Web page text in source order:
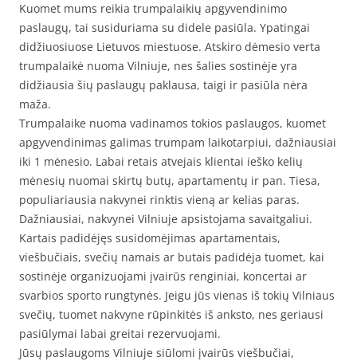
Kuomet mums reikia trumpalaikių apgyvendinimo
paslaugų, tai susiduriama su didele pasiūla. Ypatingai
didžiuosiuose Lietuvos miestuose. Atskiro dėmesio verta
trumpalaikė nuoma Vilniuje, nes šalies sostinėje yra
didžiausia šių paslaugų paklausa, taigi ir pasiūla nėra
maža.
Trumpalaike nuoma vadinamos tokios paslaugos, kuomet
apgyvendinimas galimas trumpam laikotarpiui, dažniausiai
iki 1 mėnesio. Labai retais atvejais klientai ieško kelių
mėnesių nuomai skirtų butų, apartamentų ir pan. Tiesa,
populiariausia nakvynei rinktis vieną ar kelias paras.
Dažniausiai, nakvynei Vilniuje apsistojama savaitgaliui.
Kartais padidėjęs susidomėjimas apartamentais,
viešbučiais, svečių namais ar butais padidėja tuomet, kai
sostinėje organizuojami įvairūs renginiai, koncertai ar
svarbios sporto rungtynės. Jeigu jūs vienas iš tokių Vilniaus
svečių, tuomet nakvyne rūpinkitės iš anksto, nes geriausi
pasiūlymai labai greitai rezervuojami.
Jūsų paslaugoms Vilniuje siūlomi įvairūs viešbučiai,